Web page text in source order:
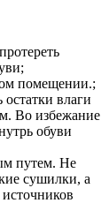
помещении.;
влаги
Во избежание
обуви
путем. Не
сушилки, а